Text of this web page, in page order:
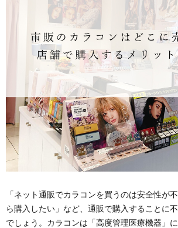
「ネット通販でカラコンを買うのは安全性が
ら購入したい」など、通販で購入することに
でしょう。カラコンは「高度管理医療機器」